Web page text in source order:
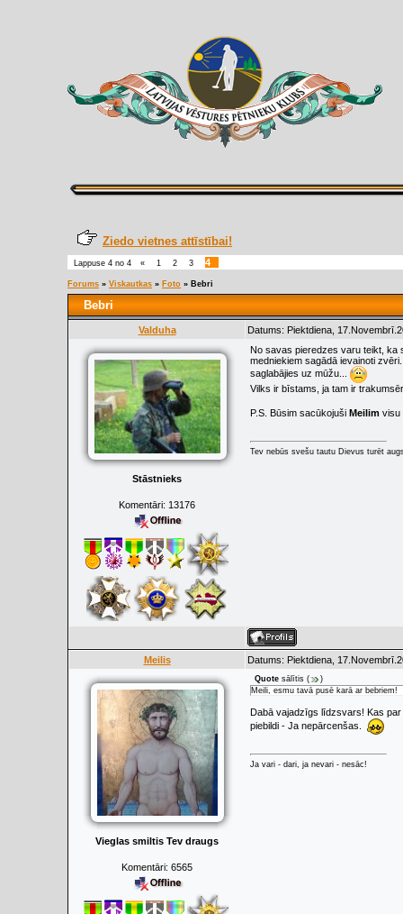
Ziedo vietnes attīstībai!
Lappuse 4 no 4 « 1 2 3 4
Forums » Viskautkas » Foto » Bebri
Bebri
Valduha Datums: Piektdiena,
Stāstnieks
Komentāri: 13176
No savas pieredzes varu teikt, ka
medniekiem sagādā ievainoti
saglabājies uz mūžu...
Vilks ir bīstams, ja tam ir
P.S. Būsim sacūkojuši Meilim visu
Tev nebūs svešu tautu Dievus turēt
Meilis Datums: Piektdiena,
Vieglas smiltis Tev draugs
Komentāri: 6565
Quote sālītis (
)
Meili, esmu tavā pusē karā ar bebriem!
Dabā vajadzīgs līdzsvars! Kas
piebildi - Ja nepārcenšas.
Ja vari - dari, ja nevari - nesāc!